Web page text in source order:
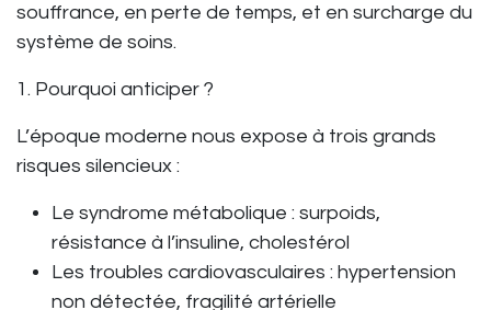
souffrance, en perte de temps, et en surcharge du
système de soins.
1. Pourquoi anticiper ?
L’époque moderne nous expose à trois grands
risques silencieux :
Le syndrome métabolique : surpoids,
résistance à l’insuline, cholestérol
Les troubles cardiovasculaires : hypertension
non détectée, fragilité artérielle